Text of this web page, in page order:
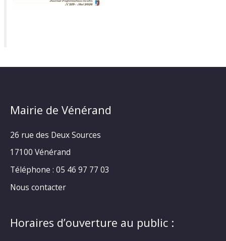
Mairie de Vénérand
26 rue des Deux Sources
17100 Vénérand
Téléphone : 05 46 97 77 03
Nous contacter
Horaires d’ouverture au public :